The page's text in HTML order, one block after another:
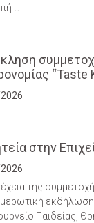
…
“Taste
στην
της
Παιδείας,